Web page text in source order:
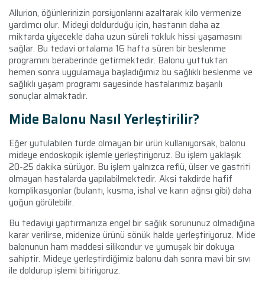
Allurion, öğünlerinizin porsiyonlarını azaltarak kilo vermenize
yardımcı olur. Mideyi doldurduğu için, hastanın daha az
miktarda yiyecekle daha uzun süreli tokluk hissi yaşamasını
sağlar. Bu tedavi ortalama 16 hafta süren bir beslenme
programını beraberinde getirmektedir. Balonu yuttuktan
hemen sonra uygulamaya başladığımız bu sağlıklı beslenme ve
sağlıklı yaşam programı sayesinde hastalarımız başarılı
sonuçlar almaktadır.
Mide Balonu Nasıl Yerleştirilir?
Eğer yutulabilen türde olmayan bir ürün kullanıyorsak, balonu
mideye endoskopik işlemle yerleştiriyoruz. Bu işlem yaklaşık
20-25 dakika sürüyor. Bu işlem yalnızca reflü, ülser ve gastriti
olmayan hastalarda yapılabilmektedir. Aksi takdirde hafif
komplikasyonlar (bulantı, kusma, ishal ve karın ağrısı gibi) daha
yoğun görülebilir.
Bu tedaviyi yaptırmanıza engel bir sağlık sorununuz olmadığına
karar verilirse, midenize ürünü sönük halde yerleştiriyoruz. Mide
balonunun ham maddesi silikondur ve yumuşak bir dokuya
sahiptir. Mideye yerleştirdiğimiz balonu dah sonra mavi bir sıvı
ile doldurup işlemi bitiriyoruz.